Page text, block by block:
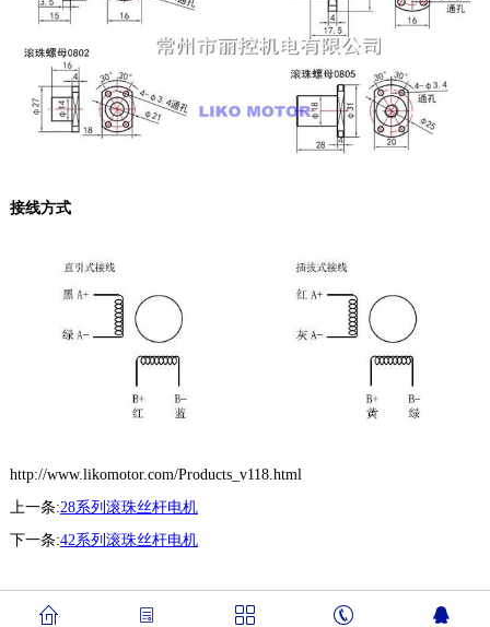
接线方式
http://www.likomotor.com/Products_v118.html
上一条:28系列滚珠丝杆电机
下一条:42系列滚珠丝杆电机